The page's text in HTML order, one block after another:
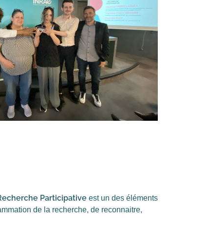
Participativeest un des éléments
de la recherche, de reconnaitre,